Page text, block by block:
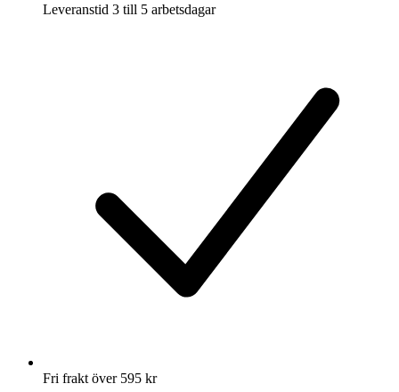
Leveranstid 3 till 5 arbetsdagar
Fri frakt över 595 kr